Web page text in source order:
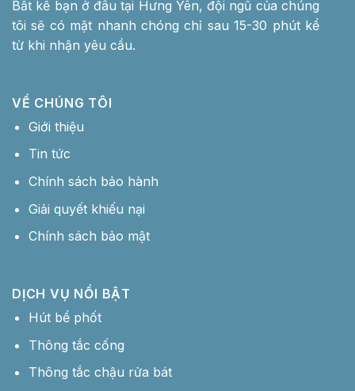
Bất kể bạn ở đâu tại Hưng Yên, đội ngũ của chúng
tôi sẽ có mặt nhanh chóng chỉ sau 15-30 phút kể
từ khi nhận yêu cầu.
VỀ CHÚNG TÔI
Giới thiệu
Tin tức
Chính sách bảo hành
Giải quyết khiếu nại
Chính sách bảo mật
DỊCH VỤ NỔI BẬT
Hút bể phốt
Thông tắc cống
Thông tắc chậu rửa bát